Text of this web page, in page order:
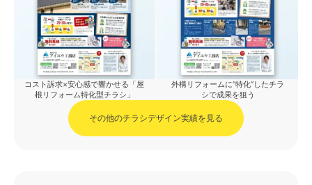
コスト訴求×安心感で響かせる「屋
根リフォーム特化型チラシ」
外構リフォームに“特化”したチラ
シで成果を狙う
その他のチラシデザイン実績を見る